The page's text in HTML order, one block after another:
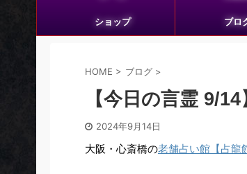
ショップ ブロ
HOME > ブログ >
【今日の言霊 9/
2024年9月14日
大阪・心斎橋の老舗占い館【占龍